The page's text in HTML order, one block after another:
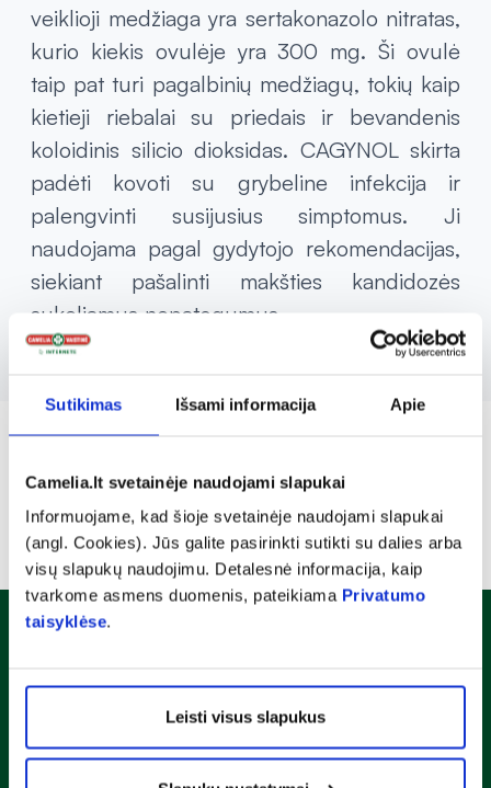
Sutikimas Išsami informacija Apie
Camelia.lt svetainėje naudojami slapukai
Informuojame, kad šioje svetainėje naudojami slapukai
(angl. Cookies). Jūs galite pasirinkti sutikti su dalies arba
visų slapukų naudojimu. Detalesnė informacija, kaip
tvarkome asmens duomenis, pateikiama Privatumo
taisyklėse.
Leisti visus slapukus
veiklioji medžiaga yra sertakonazolo nitratas,
kurio kiekis ovulėje yra 300 mg. Ši ovulė
taip pat turi pagalbinių medžiagų, tokių kaip
kietieji riebalai su priedais ir bevandenis
koloidinis silicio dioksidas. CAGYNOL skirta
padėti kovoti su grybeline infekcija ir
palengvinti susijusius simptomus. Ji
naudojama pagal gydytojo rekomendacijas,
siekiant pašalinti makšties kandidozės
sukeliamus nepatogumus.